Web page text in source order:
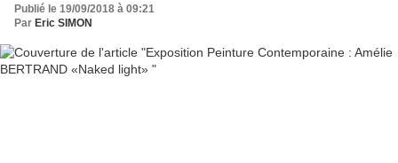
Publié le 19/09/2018 à 09:21
Par Eric SIMON